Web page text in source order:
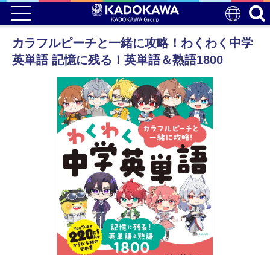
カラフルピーチと一緒に攻略！わくわく中学
英単語 記憶に残る！英単語＆熟語1800